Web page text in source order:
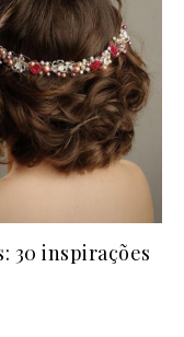
30 inspirações